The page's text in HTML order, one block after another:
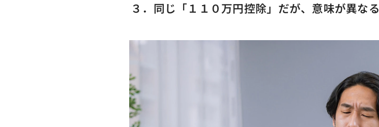
３．同じ「１１０万円控除」だが、意味が異なる